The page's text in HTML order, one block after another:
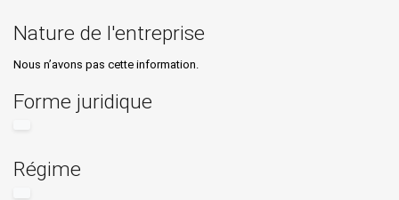
Nature de l'entreprise
Nous n’avons pas cette information.
Forme juridique
Régime